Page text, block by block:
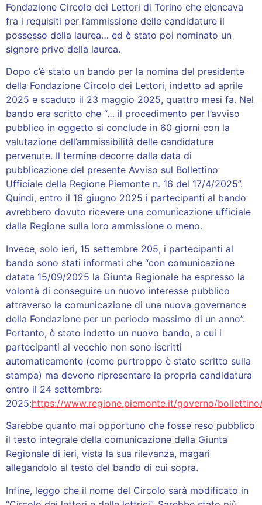
Fondazione Circolo dei Lettori di Torino che elencava
fra i requisiti per l’ammissione delle candidature il
possesso della laurea… ed è stato poi nominato un
signore privo della laurea.
Dopo c’è stato un bando per la nomina del presidente
della Fondazione Circolo dei Lettori, indetto ad aprile
2025 e scaduto il 23 maggio 2025, quattro mesi fa. Nel
bando era scritto che “… il procedimento per l’avviso
pubblico in oggetto si conclude in 60 giorni con la
valutazione dell’ammissibilità delle candidature
pervenute. Il termine decorre dalla data di
pubblicazione del presente Avviso sul Bollettino
Ufficiale della Regione Piemonte n. 16 del 17/4/2025”.
Quindi, entro il 16 giugno 2025 i partecipanti al bando
avrebbero dovuto ricevere una comunicazione ufficiale
dalla Regione sulla loro ammissione o meno.
Invece, solo ieri, 15 settembre 205, i partecipanti al
bando sono stati informati che “con comunicazione
datata 15/09/2025 la Giunta Regionale ha espresso la
volontà di conseguire un nuovo interesse pubblico
attraverso la comunicazione di una nuova governance
della Fondazione per un periodo massimo di un anno”.
Pertanto, è stato indetto un nuovo bando, a cui i
partecipanti al vecchio non sono iscritti
automaticamente (come purtroppo è stato scritto sulla
stampa) ma devono ripresentare la propria candidatura
entro il 24 settembre:
2025:https://www.regione.piemonte.it/governo/
Sarebbe quanto mai opportuno che fosse reso pubblico
il testo integrale della comunicazione della Giunta
Regionale di ieri, vista la sua rilevanza, magari
allegandolo al testo del bando di cui sopra.
Infine, leggo che il nome del Circolo sarà modificato in